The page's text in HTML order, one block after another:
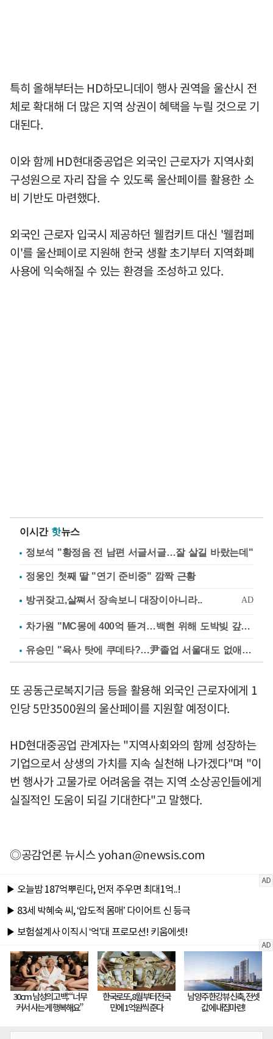
특히 올해부터는 HD하모니데이 행사 권역을 울산시 전
체로 확대해 더 많은 지역 상권이 혜택을 누릴 것으로 기
대된다.
이와 함께 HD현대중공업은 외국인 근로자가 지역사회
구성원으로 자리 잡을 수 있도록 울산페이를 활용한 소
비 기반도 마련했다.
외국인 근로자 입국시 제공하던 웰컴키트 대신 '웰컴페
이'를 울산페이로 지원해 한국 생활 초기부터 지역화폐
사용에 익숙해질 수 있는 환경을 조성하고 있다.
이시간 핫뉴스
정보석 "황정음 전 남편 서글서글…잘 살길 바랐는데"
정웅인 첫째 딸 "연기 준비중" 깜짝 근황
차가원 "MC몽에 400억 뜯겨…백현 위해 도박빚 갚아줘"
유승민 "육사 탓에 쿠데타?…尹졸업 서울대도 없애나"
또 공동근로복지기금 등을 활용해 외국인 근로자에게 1
인당 5만3500원의 울산페이를 지원할 예정이다.
HD현대중공업 관계자는 "지역사회와의 함께 성장하는
기업으로서 상생의 가치를 지속 실천해 나가겠다"며 "이
번 행사가 고물가로 어려움을 겪는 지역 소상공인들에게
실질적인 도움이 되길 기대한다"고 말했다.
◎공감언론 뉴시스yohan@newsis.com